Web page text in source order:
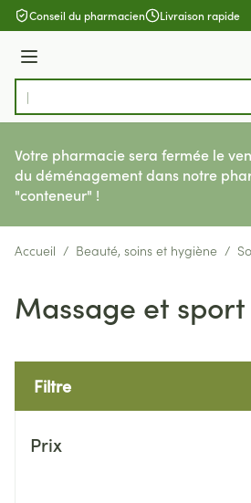
Aller au contenu
Conseil du pharmacien Livraison rapide
Menu
Rechercher
Votre pharmacie sera fermée le
du déménagement dans notre
"conteneur" !
Accueil / Beauté, soins et hygiène /
Massage et sport
Filtre
Prix